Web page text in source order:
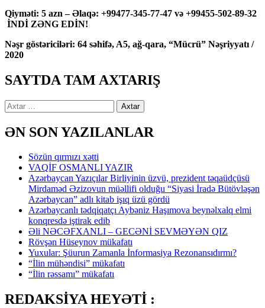
Qiyməti: 5 azn – Əlaqə: +99477-345-77-47 və +99455-502-89-32
İNDİ ZƏNG EDİN!
Nəşr göstəriciləri: 64 səhifə, A5, ağ-qara, “Mücrü” Nəşriyyatı /
2020
SAYTDA TAM AXTARIŞ
Axtarış:
ƏN SON YAZILANLAR
Sözün qırmızı xətti
VAQİF OSMANLI YAZIR
Azərbaycan Yazıçılar Birliyinin üzvü, prezident təqaüdçüsü
Mirdaməd Əzizovun müəllifi olduğu “Siyasi İradə Bütövləşən
Azərbaycan” adlı kitab işıq üzü gördü
Azərbaycanlı tədqiqatçı Aybəniz Haşımova beynəlxalq elmi
konqresdə iştirak edib
Əli NƏCƏFXANLI – GECƏNİ SEVMƏYƏN QIZ
Rövşən Hüseynov mükafatı
Yuxular: Şüurun Zamanla İnformasiya Rezonansıdırmı?
“İlin mühəndisi” mükafatı
“İlin rəssamı” mükafatı
REDAKSİYA HEYƏTİ :